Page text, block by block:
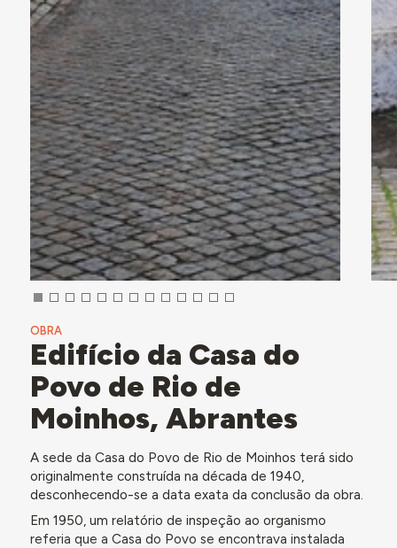
OBRA
Edifício da Casa do
Povo de Rio de
Moinhos, Abrantes
A sede da Casa do Povo de Rio de Moinhos terá sido
originalmente construída na década de 1940,
desconhecendo-se a data exata da conclusão da obra.
Em 1950, um relatório de inspeção ao organismo
referia que a Casa do Povo se encontrava instalada